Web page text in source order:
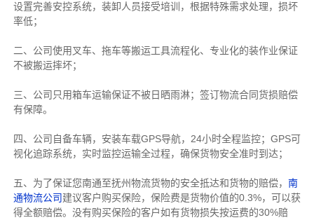
设置完善安控系统，装卸人员接受培训，根据特殊需求处理，损坏
率低；
二、公司使用叉车、拖车等搬运工具流程化、专业化的装作业保证
不被搬运摔坏；
三、公司只用箱车运输保证不被日晒雨淋；签订物流合同货损赔偿
有保障。
四、公司自备车辆，安装车载GPS导航，24小时全程监控；GPS可
视化追踪系统，实时监控运输全过程，确保货物安全准时到达；
五、为了保证您南通至抚州物流货物的安全抵达和货物的赔偿， 南
通物流公司建议客户购买保险，保险费是货物价值的0.3%，可以获
得全额赔偿。没有购买保险的客户如有货物损失按运费的30%赔